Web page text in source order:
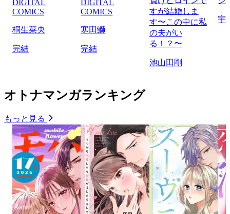
DIGITAL
COMICS
桐生菜央
完結
DIGITAL
COMICS
寒田鰤
完結
すが結婚しま
す〜この中に私
の夫がい
る！？〜
池山田剛
宇
オトナマンガランキング
もっと見る